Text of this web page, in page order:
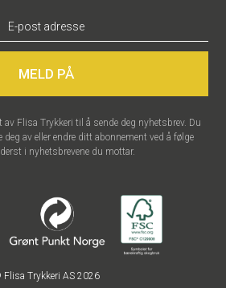
MELD PÅ
Flisa Trykkeri til å sende deg nyhetsbrev. Du
av eller endre ditt abonnement ved å følge
i nyhetsbrevene du mottar.
Trykkeri AS 2026